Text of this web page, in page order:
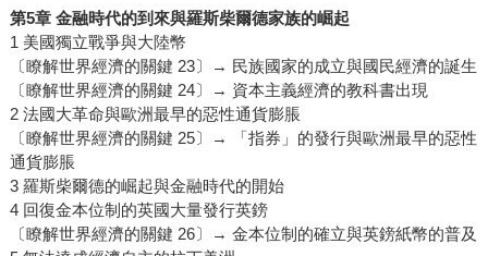
第5章 金融時代的到來與羅斯柴爾德家族的崛起
1 美國獨立戰爭與大陸幣
〔瞭解世界經濟的關鍵 23〕→ 民族國家的成立與國民經濟的誕生
〔瞭解世界經濟的關鍵 24〕→ 資本主義經濟的教科書出現
2 法國大革命與歐洲最早的惡性通貨膨脹
〔瞭解世界經濟的關鍵 25〕→ 「指券」的發行與歐洲最早的惡性
通貨膨脹
3 羅斯柴爾德的崛起與金融時代的開始
4 回復金本位制的英國大量發行英鎊
〔瞭解世界經濟的關鍵 26〕→ 金本位制的確立與英鎊紙幣的普及